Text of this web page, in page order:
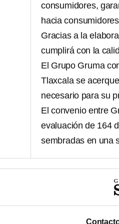
consumidores,
hacia
Gracias a la
cumplirá con la
El Grupo Gruma
Tlaxcala se
necesario para su
El convenio entre
evaluación de 164
sembradas en una